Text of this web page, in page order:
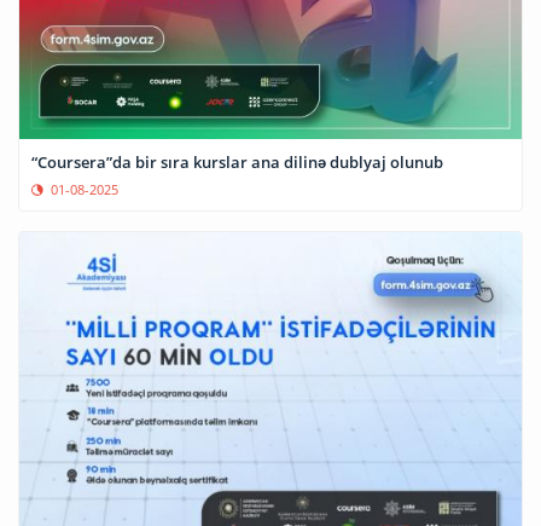
“Coursera”da bir sıra kurslar ana dilinə dublyaj olunub
01-08-2025